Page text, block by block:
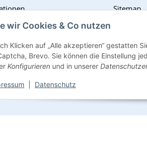
wir Cookies & Co nutzen
Klicken auf „Alle akzeptieren“ gestatten
Brevo. Sie können die Einstellung
Konfigurieren und in unserer
Datenschutz
Sitemap
widerrufen